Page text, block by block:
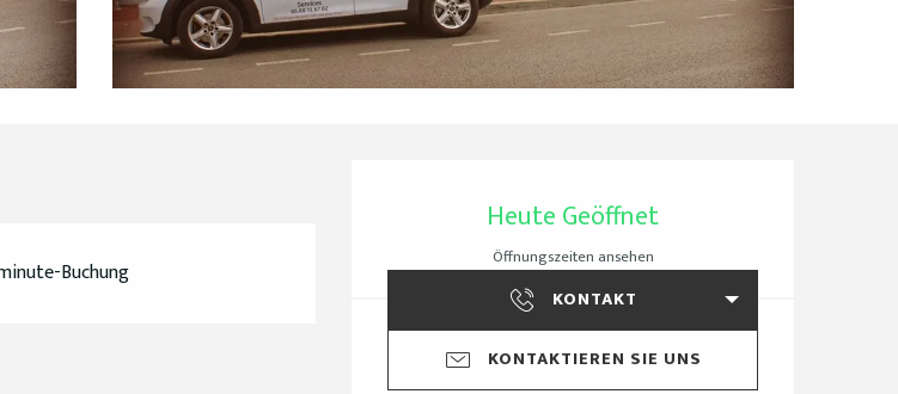
Öffnungszeiten &
Heute Geöffnet
Öffnungszeiten ansehen
KONTAKT
KONTAKTIEREN SIE UNS
Buchung